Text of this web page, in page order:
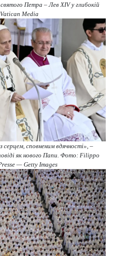
Петра – Лев XIV у глибокій
Media
сповненим вдячності», –
як нового Папи. Фото: Filippo
— Getty Images